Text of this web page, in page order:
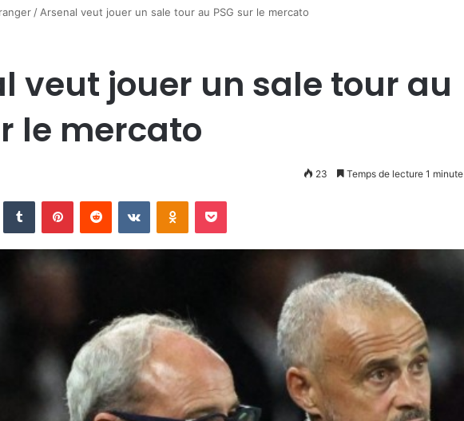
/ Arsenal veut jouer un sale tour au PSG sur le mercato
veut jouer un sale tour au
le mercato
23 Temps de lecture 1 minute
Tumblr PinterestReddit VKontakteOdnoklassniki
Pocket